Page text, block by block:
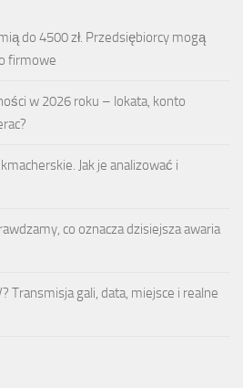
do 4500 zł. Przedsiębiorcy mogą
firmowe
w 2026 roku – lokata, konto
Jak je analizować i
co oznacza dzisiejsza awaria
Transmisja gali, data, miejsce i realne